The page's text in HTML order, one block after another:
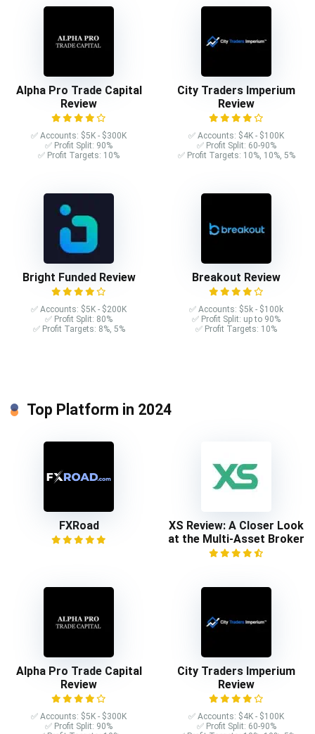
Alpha Pro Trade Capital
Review
✅ Accounts: $5K - $300K
✅ Profit Split: 90%
✅ Profit Targets: 10%
City Traders Imperium
Review
✅ Accounts: $4K - $100K
✅ Profit Split: 60-90%
✅ Profit Targets: 10%, 10%, 5%
Bright Funded Review
✅ Accounts: $5K - $200K
✅ Profit Split: 80%
✅ Profit Targets: 8%, 5%
Breakout Review
✅ Accounts: $5k - $100k
✅ Profit Split: up to 90%
✅ Profit Targets: 10%
Top Platform in 2024
FXRoad
XS Review: A Closer Look
at the Multi-Asset Broker
Alpha Pro Trade Capital
Review
✅ Accounts: $5K - $300K
✅ Profit Split: 90%
City Traders Imperium
Review
✅ Accounts: $4K - $100K
✅ Profit Split: 60-90%